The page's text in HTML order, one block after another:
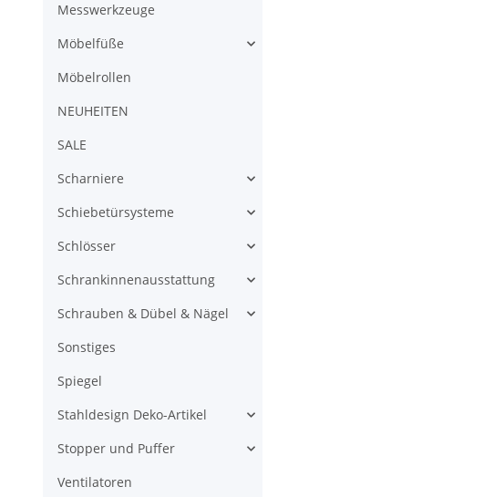
Messwerkzeuge
Möbelfüße
Möbelrollen
NEUHEITEN
SALE
Scharniere
Schiebetürsysteme
Schlösser
Schrankinnenausstattung
Schrauben & Dübel & Nägel
Sonstiges
Spiegel
Stahldesign Deko-Artikel
Stopper und Puffer
Ventilatoren